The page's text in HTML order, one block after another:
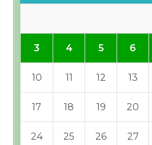
3 4 5 6
10 11 12 13
17 18 19 20
24 25 26 27